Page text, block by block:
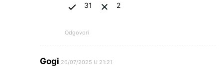
31 2
Odgovori
Gogi 26/07/2025 U 21:21